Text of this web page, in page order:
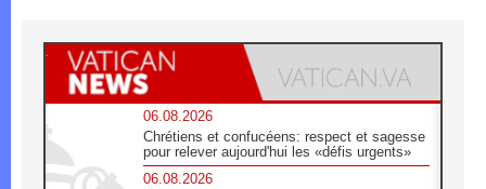
06.08.2026
Chrétiens et confucéens: respect et sagesse
pour relever aujourd'hui les «défis urgents»
06.08.2026